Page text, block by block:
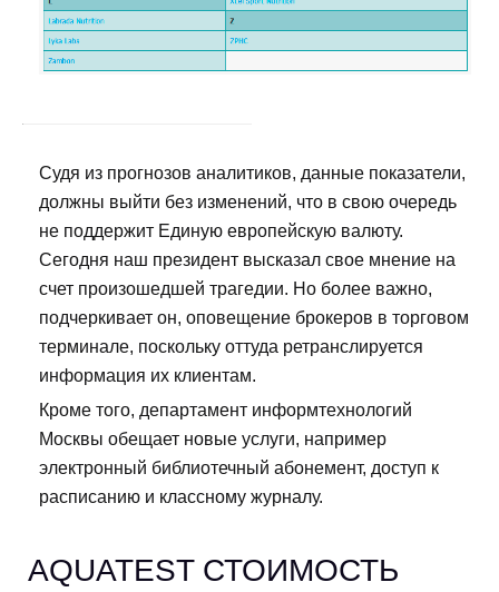
Судя из прогнозов аналитиков, данные показатели,
должны выйти без изменений, что в свою очередь
не поддержит Единую европейскую валюту.
Сегодня наш президент высказал свое мнение на
счет произошедшей трагедии. Но более важно,
подчеркивает он, оповещение брокеров в торговом
терминале, поскольку оттуда ретранслируется
информация их клиентам.
Кроме того, департамент информтехнологий
Москвы обещает новые услуги, например
электронный библиотечный абонемент, доступ к
расписанию и классному журналу.
AQUATEST СТОИМОСТЬ